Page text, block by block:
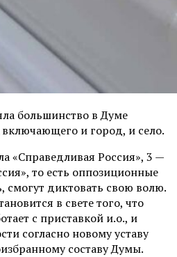
большинство в Думе
и город, и село.
«Справедливая Россия», 3 —
то есть оппозиционные
смогут диктовать свою волю.
в свете того, что
с приставкой и.о., и
согласно новому уставу
составу Думы.